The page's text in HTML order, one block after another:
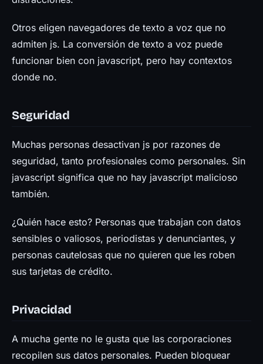
Otros eligen navegadores de texto a voz que no
admiten js. La conversión de texto a voz puede
funcionar bien con javascript, pero hay contextos
donde no.
Seguridad
Muchas personas desactivan js por razones de
seguridad, tanto profesionales como personales. Sin
javascript significa que no hay javascript malicioso
también.
¿Quién hace esto? Personas que trabajan con datos
sensibles o valiosos, periodistas y denunciantes, y
personas cautelosas que no quieren que les roben
sus tarjetas de crédito.
Privacidad
A mucha gente no le gusta que las corporaciones
recopilen sus datos personales. Pueden bloquear